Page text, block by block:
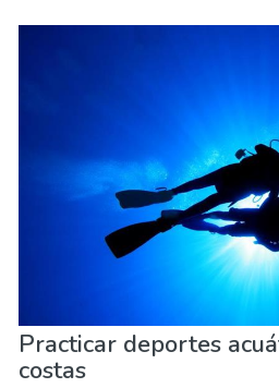
Practicar deportes
costas